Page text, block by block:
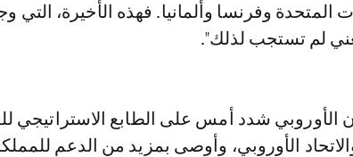
المتحدة وفرنسا وألمانيا. فهذه الأخيرة، التي
لم تستجب لذلك".
الأوروبي شدد أمس على الطابع الاستراتيجي
الأوروبي، وأوصى بمزيد من الدعم